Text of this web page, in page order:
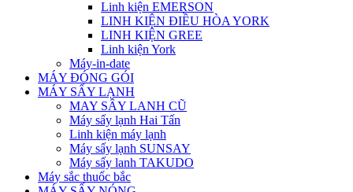
Linh kiện EMERSON
LINH KIỆN ĐIỀU HÒA YORK
LINH KIỆN GREE
Linh kiện York
Máy-in-date
MÁY ĐÓNG GÓI
MÁY SẤY LẠNH
MAY SÂY LANH CŨ
Máy sấy lạnh Hai Tấn
Linh kiện máy lạnh
Máy sấy lạnh SUNSAY
Máy sấy lanh TAKUDO
Máy sắc thuốc bắc